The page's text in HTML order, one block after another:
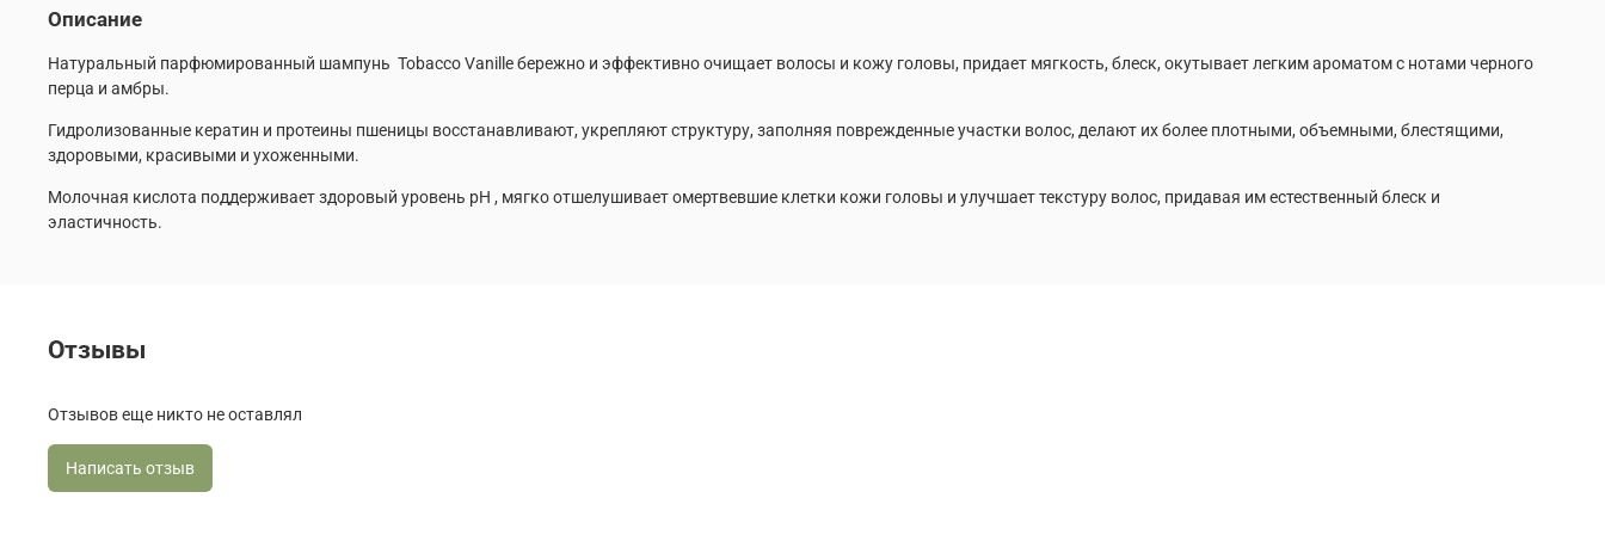
Описание
Натуральный парфюмированный шампунь Tobacco Vanille бережно и эффективно очищает волосы и кожу головы, придает мягкость, блеск, окутывает легким ароматом с нотами черного
перца и амбры.
Гидролизованные кератин и протеины пшеницы восстанавливают, укрепляют структуру, заполняя поврежденные участки волос, делают их более плотными, объемными, блестящими,
здоровыми, красивыми и ухоженными.
Молочная кислота поддерживает здоровый уровень pH , мягко отшелушивает омертвевшие клетки кожи головы и улучшает текстуру волос, придавая им естественный блеск и
эластичность.
Отзывы
Отзывов еще никто не оставлял
Написать отзыв